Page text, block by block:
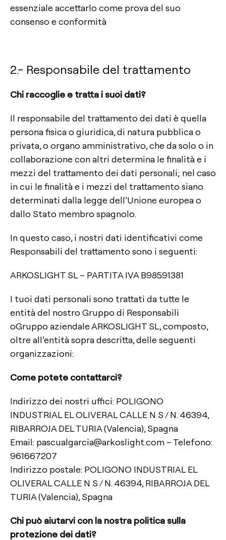
essenziale accettarlo come prova del suo
consenso e conformità
2.- Responsabile del trattamento
Chi raccoglie e tratta i suoi dati?
Il responsabile del trattamento dei dati è quella
persona fisica o giuridica, di natura pubblica o
privata, o organo amministrativo, che da solo o in
collaborazione con altri determina le finalità e i
mezzi del trattamento dei dati personali; nel caso
in cui le finalità e i mezzi del trattamento siano
determinati dalla legge dell’Unione europea o
dallo Stato membro spagnolo.
In questo caso, i nostri dati identificativi come
Responsabili del trattamento sono i seguenti:
ARKOSLIGHT SL – PARTITA IVA B98591381
I tuoi dati personali sono trattati da tutte le
entità del nostro Gruppo di Responsabili
oGruppo aziendale ARKOSLIGHT SL, composto,
oltre all’entità sopra descritta, delle seguenti
organizzazioni:
Come potete contattarci?
Indirizzo dei nostri uffici: POLIGONO
INDUSTRIAL EL OLIVERAL CALLE N S / N. 46394,
RIBARROJA DEL TURIA (Valencia), Spagna
Email: pascualgarcia@arkoslight.com – Telefono:
961667207
Indirizzo postale: POLIGONO INDUSTRIAL EL
OLIVERAL CALLE N S / N. 46394, RIBARROJA DEL
TURIA (Valencia), Spagna
Chi può aiutarvi con la nostra politica sulla
protezione dei dati?